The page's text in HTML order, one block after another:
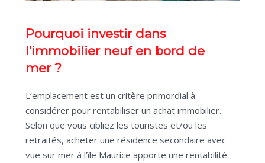
Pourquoi investir dans
l’immobilier neuf en bord de
mer ?
L’emplacement est un critère primordial à
considérer pour rentabiliser un achat immobilier.
Selon que vous cibliez les touristes et/ou les
retraités, acheter une résidence secondaire avec
vue sur mer à l’île Maurice apporte une rentabilité